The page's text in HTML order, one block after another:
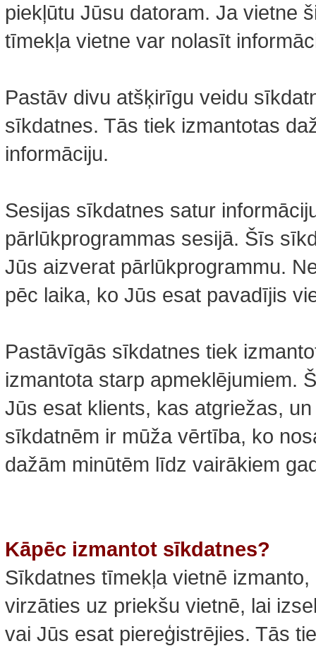
piekļūtu Jūsu datoram. Ja vietne
tīmekļa vietne var nolasīt
Pastāv divu atšķirīgu veidu
sīkdatnes. Tās tiek izmantotas
informāciju.
Sesijas sīkdatnes satur
pārlūkprogrammas sesijā. Šīs
Jūs aizverat pārlūkprogrammu.
pēc laika, ko Jūs esat pavadījis
Pastāvīgās sīkdatnes tiek
izmantota starp apmeklējumiem.
Jūs esat klients, kas atgriežas,
sīkdatnēm ir mūža vērtība, ko
dažām minūtēm līdz vairākiem
Kāpēc izmantot sīkdatnes?
Sīkdatnes tīmekļa vietnē
virzāties uz priekšu vietnē, lai
vai Jūs esat piereģistrējies. Tās